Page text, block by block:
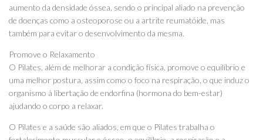
aumento da densidade óssea, sendo o principal aliado na prevenção
de doenças como a osteoporose ou a artrite reumatóide, mas
também para evitar o desenvolvimento da mesma.
Promove o Relaxamento
O Pilates, além de melhorar a condição física, promove o equilíbrio e
uma melhor postura, assim como o foco na respiração, o que induz o
organismo à libertação de endorfina (hormona do bem-estar)
ajudando o corpo a relaxar.
O Pilates e a saúde são aliados, em que o Pilates trabalha o